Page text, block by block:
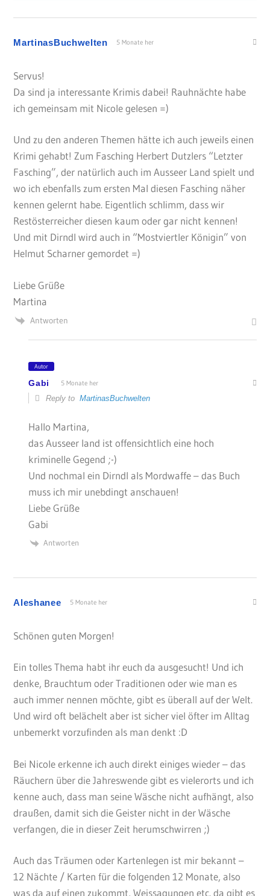
MartinasBuchwelten 5 Monate her
Servus!
Da sind ja interessante Krimis dabei! Rauhnächte habe
ich gemeinsam mit Nicole gelesen =)
Und zu den anderen Themen hätte ich auch jeweils einen
Krimi gehabt! Zum Fasching Herbert Dutzlers “Letzter
Fasching”, der natürlich auch im Ausseer Land spielt und
wo ich ebenfalls zum ersten Mal diesen Fasching näher
kennen gelernt habe. Eigentlich schlimm, dass wir
Restösterreicher diesen kaum oder gar nicht kennen!
Und mit Dirndl wird auch in “Mostviertler Königin” von
Helmut Scharner gemordet =)
Liebe Grüße
Martina
Antworten
Autor
Gabi 5 Monate her
Reply toMartinasBuchwelten
Hallo Martina,
das Ausseer land ist offensichtlich eine hoch
kriminelle Gegend ;-)
Und nochmal ein Dirndl als Mordwaffe – das Buch
muss ich mir unebdingt anschauen!
Liebe Grüße
Gabi
Antworten
Aleshanee 5 Monate her
Schönen guten Morgen!
Ein tolles Thema habt ihr euch da ausgesucht! Und ich
denke, Brauchtum oder Traditionen oder wie man es
auch immer nennen möchte, gibt es überall auf der Welt.
Und wird oft belächelt aber ist sicher viel öfter im Alltag
unbemerkt vorzufinden als man denkt :D
Bei Nicole erkenne ich auch direkt einiges wieder – das
Räuchern über die Jahreswende gibt es vielerorts und ich
kenne auch, dass man seine Wäsche nicht aufhängt, also
draußen, damit sich die Geister nicht in der Wäsche
verfangen, die in dieser Zeit herumschwirren ;)
Auch das Träumen oder Kartenlegen ist mir bekannt –
12 Nächte / Karten für die folgenden 12 Monate, also
was da auf einen zukommt, Weissagungen etc. da gibt es